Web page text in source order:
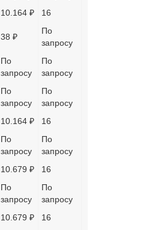
10.164 ₽ 16
38 ₽
По
запросу
По
запросу
По
запросу
По
запросу
По
запросу
10.164 ₽ 16
По
запросу
По
запросу
10.679 ₽ 16
По
запросу
По
запросу
10.679 ₽ 16